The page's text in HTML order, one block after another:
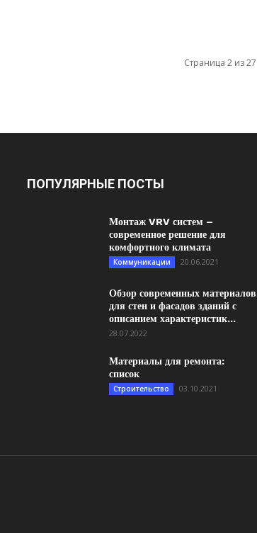
Страница 2 из 27
ПОПУЛЯРНЫЕ ПОСТЫ
Монтаж VRV систем –
современное решение для
комфортного климата
Коммуникации 20.06.2021
Обзор современных материалов
для стен и фасадов зданий с
описанием характеристик...
28.07.2022
Материалы для ремонта:
список
Строительство 03.10.2021